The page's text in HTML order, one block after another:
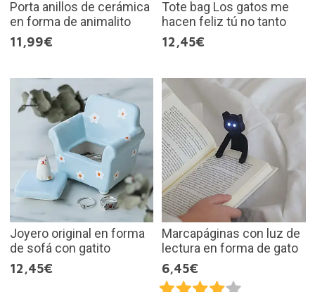
Porta anillos de cerámica
en forma de animalito
11,99€
Tote bag Los gatos me
hacen feliz tú no tanto
12,45€
Joyero original en forma
de sofá con gatito
12,45€
Marcapáginas con luz de
lectura en forma de gato
6,45€